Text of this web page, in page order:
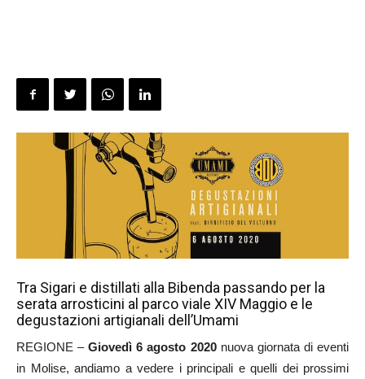
Tra Sigari e distillati alla Bibenda passando per la
serata arrosticini al parco viale XIV Maggio e le
degustazioni artigianali dell’Umami
REGIONE –Giovedì 6 agosto 2020nuova giornata di eventi
in Molise, andiamo a vedere i principali e quelli dei prossimi